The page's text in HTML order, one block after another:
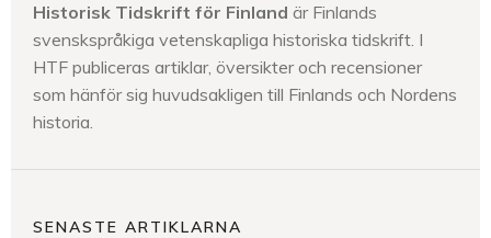
Historisk Tidskrift för Finland är Finlands
svenskspråkiga vetenskapliga historiska tidskrift. I
HTF publiceras artiklar, översikter och recensioner
som hänför sig huvudsakligen till Finlands och Nordens
historia.
SENASTE ARTIKLARNA